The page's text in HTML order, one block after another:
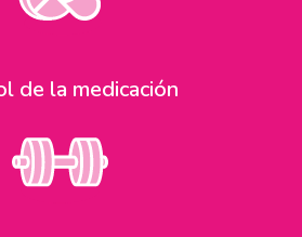
de la medicación